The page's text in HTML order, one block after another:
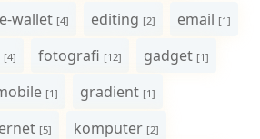
e-wallet [4] editing [2] email [1]
[4] fotografi [12] gadget [1]
[1] gradient [1]
[5] komputer [2]